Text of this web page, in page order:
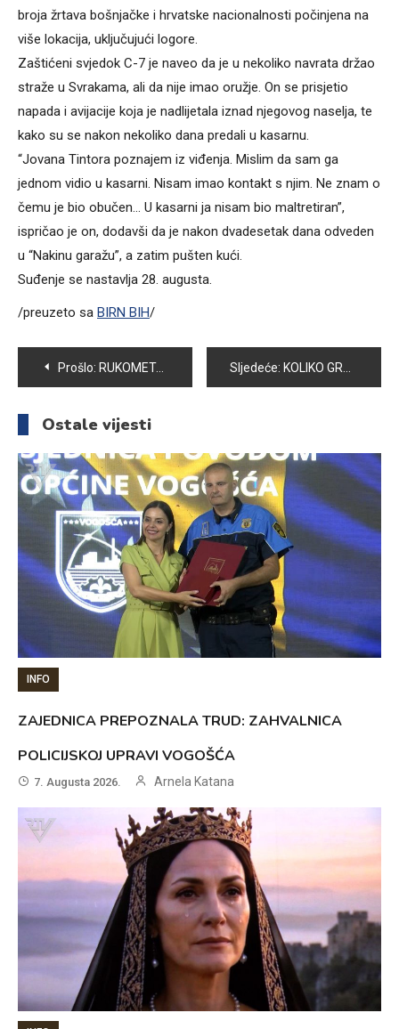
broja žrtava bošnjačke i hrvatske nacionalnosti počinjena na
više lokacija, uključujući logore.
Zaštićeni svjedok C-7 je naveo da je u nekoliko navrata držao
straže u Svrakama, ali da nije imao oružje. On se prisjetio
napada i avijacije koja je nadlijetala iznad njegovog naselja, te
kako su se nakon nekoliko dana predali u kasarnu.
“Jovana Tintora poznajem iz viđenja. Mislim da sam ga
jednom vidio u kasarni. Nisam imao kontakt s njim. Ne znam o
čemu je bio obučen… U kasarni ja nisam bio maltretiran”,
ispričao je on, dodavši da je nakon dvadesetak dana odveden
u “Nakinu garažu”, a zatim pušten kući.
Suđenje se nastavlja 28. augusta.
/preuzeto sa BIRN BIH/
Navigacija
članaka
Prošlo: RUKOMETAŠI VOGOŠĆE SLAVILI U FINALU MEMORIJALNOG TURNIRA U ZENICI Sljedeće: KOLIKO GRAĐANI VOGOŠĆE VODE RAČUNA O IZGLEDU SVOJIH ULICA I NASELJA?
Ostale vijesti
INFO
ZAJEDNICA PREPOZNALA TRUD: ZAHVALNICA
POLICIJSKOJ UPRAVI VOGOŠĆA
7. Augusta 2026. Arnela Katana